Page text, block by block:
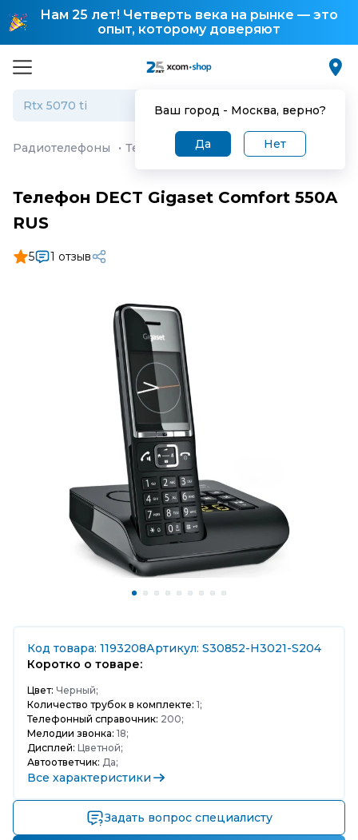
Нам 25 лет! Четверть века на рынке — это
опыт, которому доверяют
Ваш город - Москва, верно?
Да Нет
Радиотелефоны · Телефон DECT Gigaset Comfort 550A
Телефон DECT Gigaset Comfort 550A
RUS
5 1 отзыв
Код товара: 1193208Артикул: S30852-H3021-S204
Коротко о товаре:
Цвет: Черный;
Количество трубок в комплекте: 1;
Телефонный справочник: 200;
Мелодии звонка: 18;
Дисплей: Цветной;
Автоответчик: Да;
Все характеристики
Задать вопрос специалисту